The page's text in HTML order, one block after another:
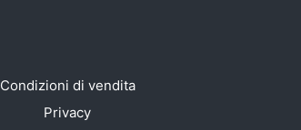
Condizioni di vendita
Privacy